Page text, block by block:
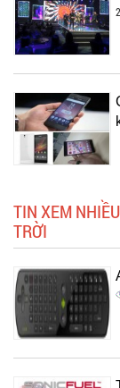
TIN XEM
TRỜI